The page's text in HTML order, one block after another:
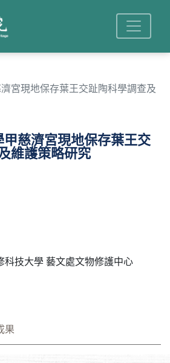
濟宮現地保存葉王交趾陶科學調查及
甲慈濟宮現地保存葉王交
維護策略研究
科技大學 藝文處文物修護中心
果